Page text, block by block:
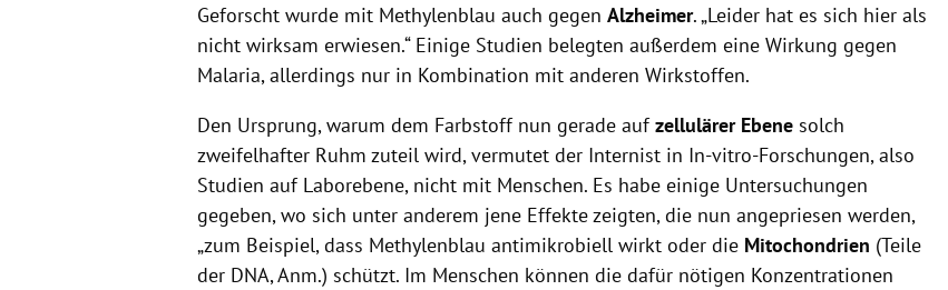
Geforscht wurde mit Methylenblau auch gegen Alzheimer. „Leider hat es sich hier als
nicht wirksam erwiesen.“ Einige Studien belegten außerdem eine Wirkung gegen
Malaria, allerdings nur in Kombination mit anderen Wirkstoffen.
Den Ursprung, warum dem Farbstoff nun gerade aufzellulärer Ebenesolch
zweifelhafter Ruhm zuteil wird, vermutet der Internist in In-vitro-Forschungen, also
Studien auf Laborebene, nicht mit Menschen. Es habe einige Untersuchungen
gegeben, wo sich unter anderem jene Effekte zeigten, die nun angepriesen werden,
„zum Beispiel, dass Methylenblau antimikrobiell wirkt oder die Mitochondrien (Teile
der DNA, Anm.) schützt. Im Menschen können die dafür nötigen Konzentrationen